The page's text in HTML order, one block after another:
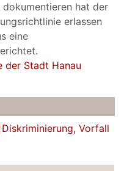
hat der
erlassen
eine
der Stadt Hanau
Diskriminierung, Vorfall